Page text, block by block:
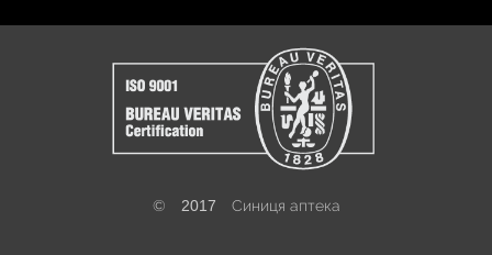
© 2017 Синиця аптека